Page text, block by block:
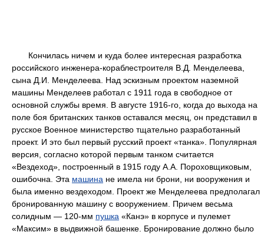
Кончилась ничем и куда более интересная разработка
российского инженера-кораблестроителя В.Д. Менделеева,
сына Д.И. Менделеева. Над эскизным проектом наземной
машины Менделеев работал с 1911 года в свободное от
основной службы время. В августе 1916-го, когда до выхода на
поле боя британских танков оставался месяц, он представил в
русское Военное министерство тщательно разработанный
проект. И это был первый русский проект «танка». Популярная
версия, согласно которой первым танком считается
«Вездеход», построенный в 1915 году А.А. Пороховщиковым,
ошибочна. Эта машина не имела ни брони, ни вооружения и
была именно вездеходом. Проект же Менделеева предполагал
бронированную машину с вооружением. Причем весьма
солидным — 120-мм пушка «Канэ» в корпусе и пулемет
«Максим» в выдвижной башенке. Бронирование должно было